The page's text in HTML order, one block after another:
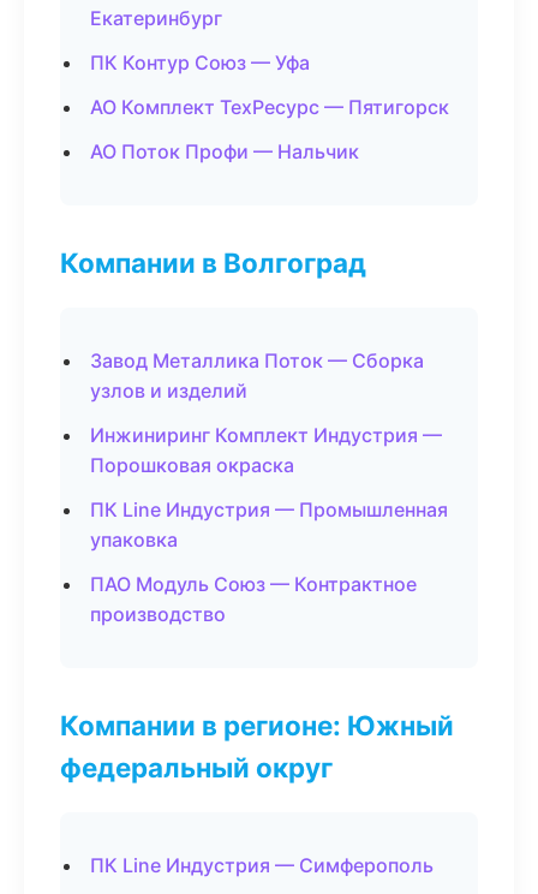
Екатеринбург
ПК Контур Союз — Уфа
АО Комплект ТехРесурс — Пятигорск
АО Поток Профи — Нальчик
Компании в Волгоград
Завод Металлика Поток — Сборка
узлов и изделий
Инжиниринг Комплект Индустрия —
Порошковая окраска
ПК Line Индустрия — Промышленная
упаковка
ПАО Модуль Союз — Контрактное
производство
Компании в регионе: Южный
федеральный округ
ПК Line Индустрия — Симферополь